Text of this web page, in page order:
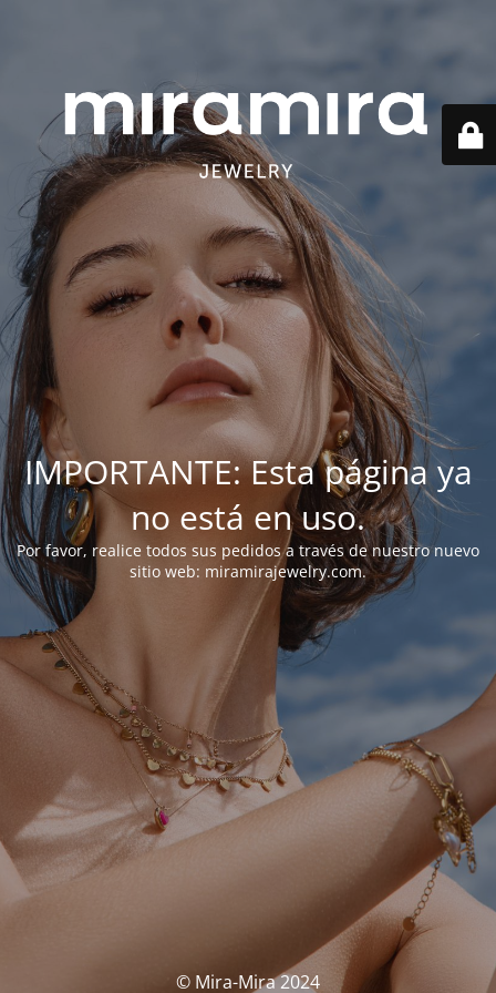
IMPORTANTE: Esta página ya
no está en uso.
Por favor, realice todos sus pedidos a través de nuestro nuevo
sitio web: miramirajewelry.com.
© Mira-Mira 2024